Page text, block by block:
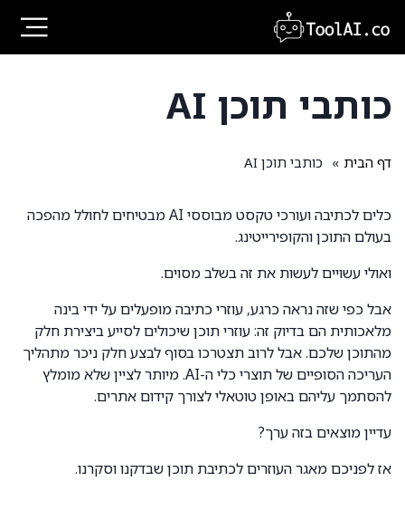
to
content
כותבי תוכן AI
דף הבית » כותבי תוכן AI
כלים לכתיבה ועורכי טקסט מבוססי AI מבטיחים לחולל מהפכה
בעולם התוכן והקופירייטינג.
ואולי עשויים לעשות את זה בשלב מסוים.
אבל כפי שזה נראה כרגע, עוזרי כתיבה מופעלים על ידי בינה
מלאכותית הם בדיוק זה: עוזרי תוכן שיכולים לסייע ביצירת חלק
מהתוכן שלכם. אבל לרוב תצטרכו בסוף לבצע חלק ניכר מתהליך
העריכה הסופיים של תוצרי כלי ה-AI. מיותר לציין שלא מומלץ
להסתמך עליהם באופן טוטאלי לצורך קידום אתרים.
עדיין מוצאים בזה ערך?
אז לפניכם מאגר העוזרים לכתיבת תוכן שבדקנו וסקרנו.